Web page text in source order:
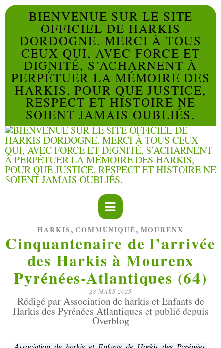
BIENVENUE SUR LE SITE
OFFICIEL DE HARKIS
DORDOGNE. MERCI À TOUS
CEUX QUI, AVEC FORCE ET
DIGNITÉ, S’ACHARNENT À
PERPÉTUER LA MÉMOIRE DES
HARKIS, POUR QUE JUSTICE,
RESPECT ET HISTOIRE NE
SOIENT JAMAIS OUBLIÉS.
HARKIS , COMMUNIQUÉ, MOURENX
Cinquantenaire de l’arrivée
des Harkis à Mourenx
Pyrénées-Atlantiques (64)
28 MARS 2025
Rédigé par Association de harkis et Enfants de
Harkis des Pyrénées Atlantiques et publié depuis
Overblog